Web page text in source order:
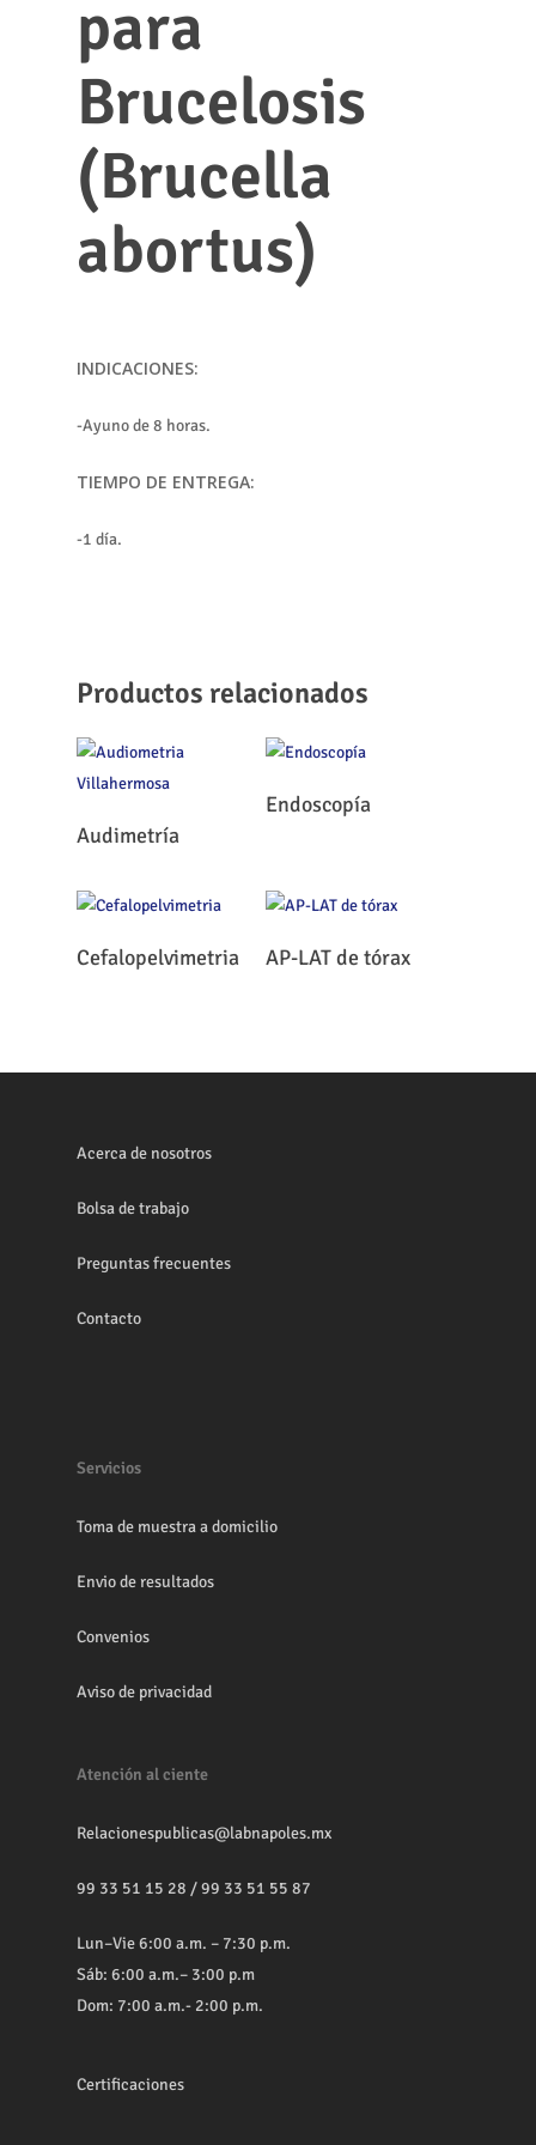
para
Brucelosis
(Brucella
abortus)
INDICACIONES:
-Ayuno de 8 horas.
TIEMPO DE ENTREGA:
-1 día.
Productos relacionados
Leer Más
Audimetría
Leer Más
Endoscopía
Leer Más
Cefalopelvimetria Leer Más
AP-LAT de tórax
Acerca de nosotros
Bolsa de trabajo
Preguntas frecuentes
Contacto
Servicios
Toma de muestra a domicilio
Envio de resultados
Convenios
Aviso de privacidad
Atención al ciente
Relacionespublicas@labnapoles.mx
99 33 51 15 28 /99 33 51 55 87
Lun–Vie 6:00 a.m. – 7:30 p.m.
Sáb: 6:00 a.m.– 3:00 p.m
Dom: 7:00 a.m.- 2:00 p.m.
Certificaciones